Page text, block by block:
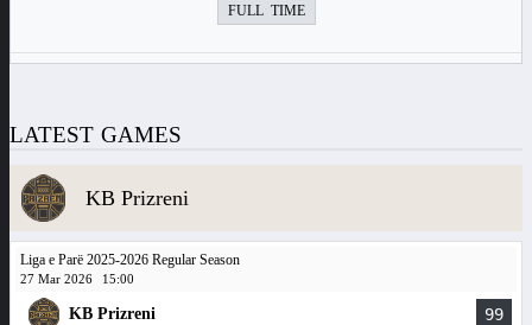
FULL TIME
LATEST GAMES
KB Prizreni
Liga e Parë 2025-2026 Regular Season
27 Mar 2026 15:00
KB Prizreni 99